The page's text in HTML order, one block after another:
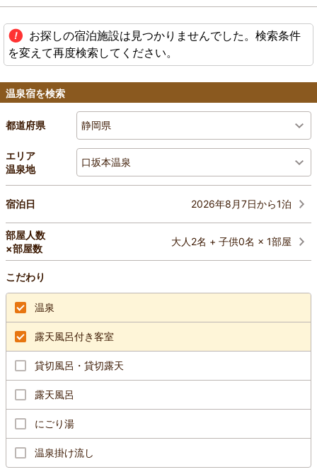
お探しの宿泊施設は見つかりませんでした。検索条件
を変えて再度検索してください。
温泉宿を検索
都道府県 静岡県
エリア
温泉地
口坂本温泉
宿泊日 2026年8月7日から1泊
部屋人数
×部屋数
大人2名 + 子供0名 × 1部屋
こだわり
温泉
露天風呂付き客室
貸切風呂・貸切露天
露天風呂
にごり湯
温泉掛け流し